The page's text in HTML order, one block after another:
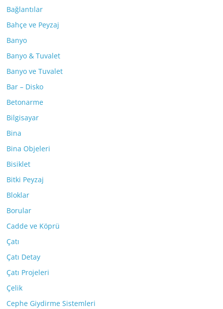
Bağlantılar
Bahçe ve Peyzaj
Banyo
Banyo & Tuvalet
Banyo ve Tuvalet
Bar – Disko
Betonarme
Bilgisayar
Bina
Bina Objeleri
Bisiklet
Bitki Peyzaj
Bloklar
Borular
Cadde ve Köprü
Çatı
Çatı Detay
Çatı Projeleri
Çelik
Cephe Giydirme Sistemleri